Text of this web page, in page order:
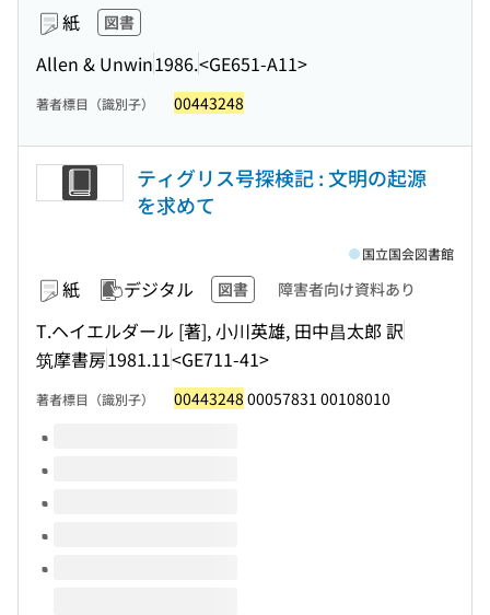
紙 図書
Allen & Unwin1986.<GE651-A11>
著者標目（識別子） 00443248
ティグリス号探検記 : 文明の起源
を求めて
紙 デジタル 図書 障害者向け資料あり
T.ヘイエルダール [著], 小川英雄, 田中昌太郎 訳
筑摩書房1981.11<GE711-41>
国立国会図書館
著者標目（識別子） 00443248 00057831 00108010
このタイトルの巻号